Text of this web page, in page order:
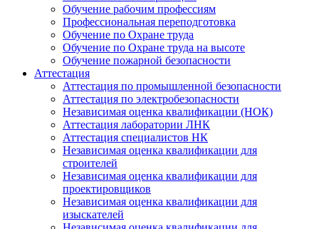
Обучение рабочим профессиям
Профессиональная переподготовка
Обучение по Охране труда
Обучение по Охране труда на высоте
Обучение пожарной безопасности
Аттестация
Аттестация по промышленной безопасности
Аттестация по электробезопасности
Независимая оценка квалификации (НОК)
Аттестация лаборатории ЛНК
Аттестация специалистов НК
Независимая оценка квалификации для
строителей
Независимая оценка квалификации для
проектировщиков
Независимая оценка квалификации для
изыскателей